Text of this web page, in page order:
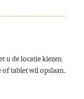
u de locatie kiezen
tablet wil opslaan.